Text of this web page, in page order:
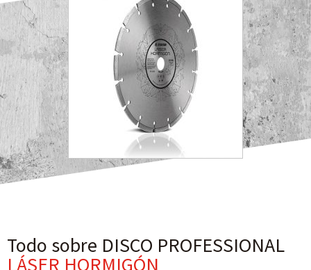
Todo sobre DISCO PROFESSIONAL
LÁSER HORMIGÓN